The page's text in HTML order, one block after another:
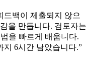
드백이 제출되지 않으
을 만듭니다. 검토자는
을 빠르게 배웁니다.
지 6시간 남았습니다.”